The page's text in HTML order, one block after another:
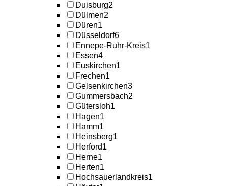
Duisburg2
Dülmen2
Düren1
Düsseldorf6
Ennepe-Ruhr-Kreis1
Essen4
Euskirchen1
Frechen1
Gelsenkirchen3
Gummersbach2
Gütersloh1
Hagen1
Hamm1
Heinsberg1
Herford1
Herne1
Herten1
Hochsauerlandkreis1